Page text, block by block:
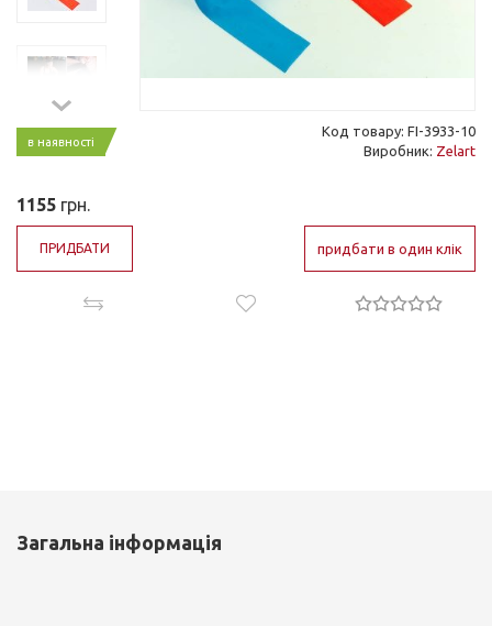
в наявності
Код товару: FI-3933-10
Виробник: Zelart
1155 грн.
ПРИДБАТИ придбати в один клік
Загальна інформація